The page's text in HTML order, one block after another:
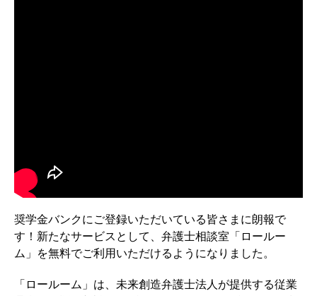
奨学金バンクにご登録いただいている皆さまに朗報で
す！新たなサービスとして、弁護士相談室「ロールー
ム」を無料でご利用いただけるようになりました。
「ロールーム」は、未来創造弁護士法人が提供する従業